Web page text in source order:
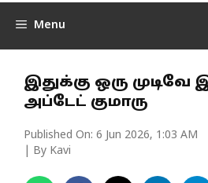
Menu
இதுக்கு ஒரு
அப்டேட் குமாரு
Published On: 6 Jun 2026, 1:03 AM
| By Kavi